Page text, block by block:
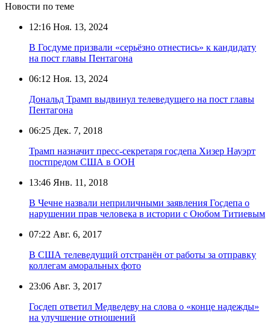
Новости по теме
12:16 Ноя. 13, 2024
В Госдуме призвали «серьёзно отнестись» к кандидату
на пост главы Пентагона
06:12 Ноя. 13, 2024
Дональд Трамп выдвинул телеведущего на пост главы
Пентагона
06:25 Дек. 7, 2018
Трамп назначит пресс-секретаря госдепа Хизер Науэрт
постпредом США в ООН
13:46 Янв. 11, 2018
В Чечне назвали неприличными заявления Госдепа о
нарушении прав человека в истории с Оюбом Титиевым
07:22 Авг. 6, 2017
В США телеведущий отстранён от работы за отправку
коллегам аморальных фото
23:06 Авг. 3, 2017
Госдеп ответил Медведеву на слова о «конце надежды»
на улучшение отношений